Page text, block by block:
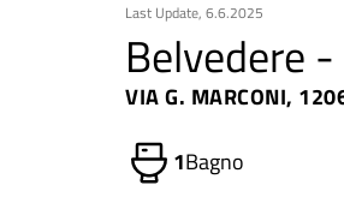
Last Update, 6.6.2025
Belvedere
VIA G. MARCONI,
1Bagno